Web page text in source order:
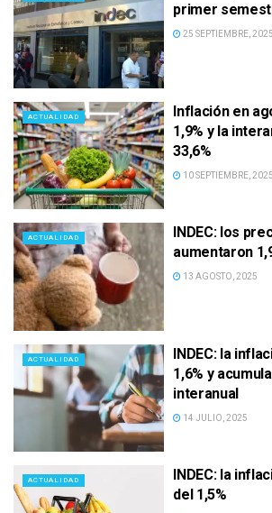
primer
25 SEPTIEMBRE, 2025
ACTUALIDAD
Inflación en
1,9% y la
33,6%
10 SEPTIEMBRE, 2025
ACTUALIDAD
INDEC: los
aumentaron
13 AGOSTO, 2025
ACTUALIDAD
INDEC: la
1,6% y
interanual
14 JULIO, 2025
ACTUALIDAD
INDEC: la
del 1,5%